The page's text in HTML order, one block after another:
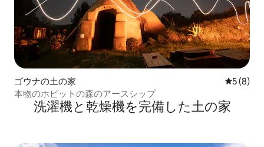
ゴウナの土の家 レビュー
5 (8)
本物のホビットの森のアースシップ
洗濯機と乾燥機を完備した土の家